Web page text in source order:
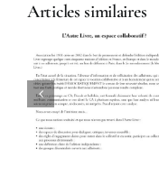
Articles similaires